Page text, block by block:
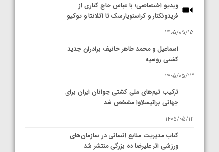
ویدیو اختصاصی؛ با عباس حاج کناری از
فریدونکنار و کراسنویارسک تا آتلانتا و توکیو
1405/05/15
اسماعیل و محمد طاهر خانیف برادران جدید
کشتی روسیه
1405/05/13
ترکیب تیم‌های ملی کشتی جوانان ایران برای
جهانی براتیسلاوا مشخص شد
1405/05/12
کتاب مدیریت منابع انسانی در سازمان‌های
ورزشی اثر علیرضا ده بزرگی منتشر شد